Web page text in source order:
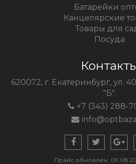
Батарейки
Канцелярские
Товары для
Посуда
620072, г. Екатеринбург, ул.
"Б".
+7 (343) 288-
Прайс обновлен: